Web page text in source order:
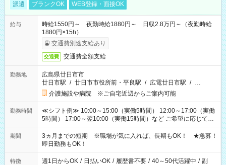
派遣 ブランクOK WEB登録・面接OK
給与
時給1550円～ 夜勤時給1880円～ 日収2.8万円～（夜勤時給
1880円×15h）
交通費別途支給あり
交通費 交通費全額支給
勤務地
広島県廿日市市
廿日市駅 / 廿日市市役所前・平良駅 / 広電廿日市駅 / …
介護施設や病院 ※ご自宅近辺からご案内可能
勤務時間
≪シフト例≫ 10:00～15:00（実働5時間） 12:00～17:00（実働
5時間） 17:00～翌10:00（実働15時間）など ご希望に応じて、
働く時間は調整できます！ お気軽に担当へ相談ください！
期間
3ヵ月までの短期 ※職場が気に入れば、長期もOK！ ★急募！
即日勤務もOK！
特徴 週1日からOK / 日払いOK / 履歴書不要 / 40～50代活躍中 / 副